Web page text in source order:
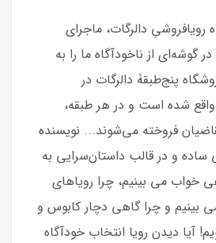
رویافروشیِ دالرگات، ماجرای
گوشه‌ای از ناخودآگاه ما را به
پنج‌طبقۀ دالرگات در
شده است و در هر طبقه،
فروخته می‌شوند... نویسنده
ساده و در قالب داستان‌سرایی به
خواب می بینیم، چرا رویاهای
بینیم و چرا گاهی دچار کابوس و
آیا دیدن رویا انتخاب خودآگاه